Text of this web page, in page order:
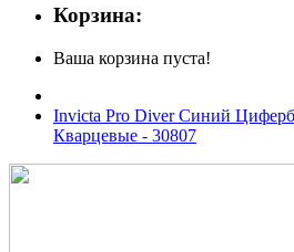
Корзина:
Ваша корзина пуста!
Invicta Pro Diver Синий
Кварцевые - 30807